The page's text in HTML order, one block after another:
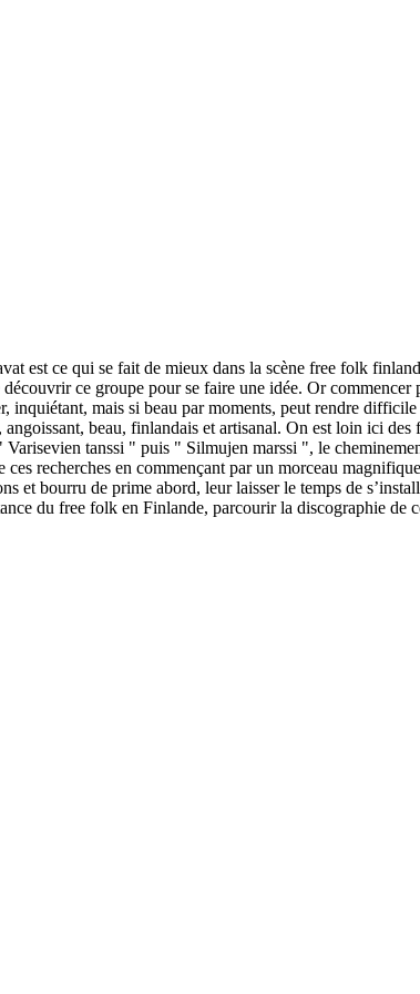
est ce qui se fait de mieux dans la scène free folk
ce groupe pour se faire une idée. Or commencer
mais si beau par moments, peut rendre
beau, finlandais et artisanal. On est loin ici
tanssi " puis " Silmujen marssi ", le
recherches en commençant par un morceau
et bourru de prime abord, leur laisser le temps de
du free folk en Finlande, parcourir la discographie de